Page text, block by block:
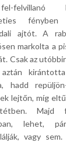
ajtót. A
markolta a
Csak az
aztán
hadd
lejtőn, míg
Majd
lehet,
vagy